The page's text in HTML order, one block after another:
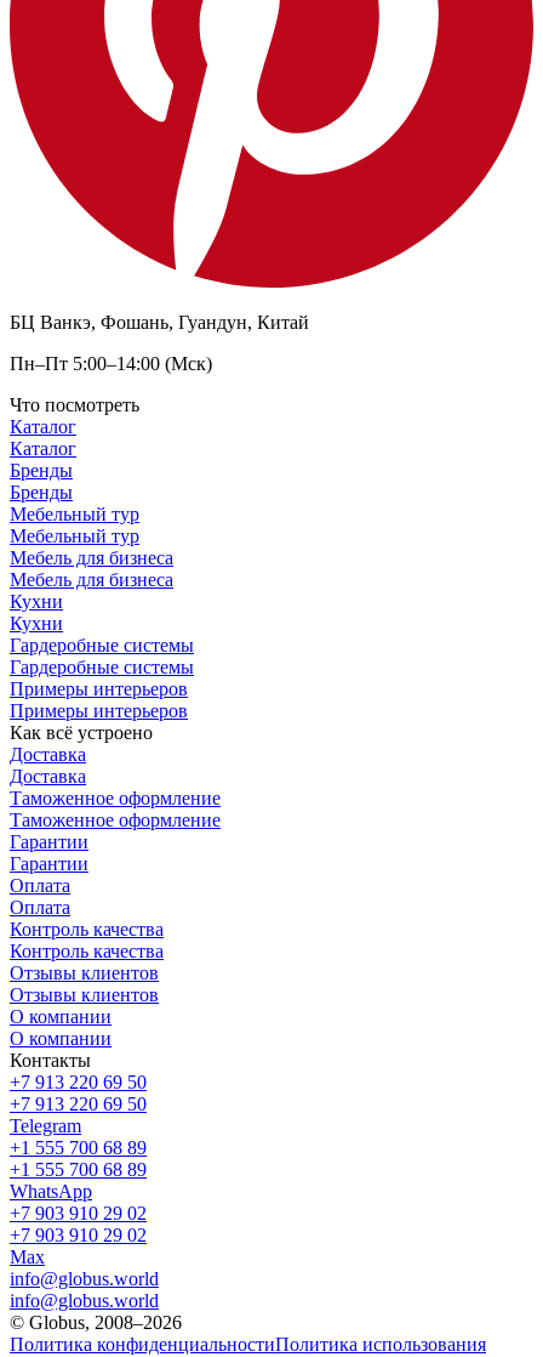
БЦ Ванкэ, Фошань, Гуандун, Китай
Пн–Пт 5:00–14:00 (Мск)
Что посмотреть
Каталог
Каталог
Бренды
Бренды
Мебельный тур
Мебельный тур
Мебель для бизнеса
Мебель для бизнеса
Кухни
Кухни
Гардеробные системы
Гардеробные системы
Примеры интерьеров
Примеры интерьеров
Как всё устроено
Доставка
Доставка
Таможенное оформление
Таможенное оформление
Гарантии
Гарантии
Оплата
Оплата
Контроль качества
Контроль качества
Отзывы клиентов
Отзывы клиентов
О компании
О компании
Контакты
+7 913 220 69 50
+7 913 220 69 50
Telegram
+1 555 700 68 89
+1 555 700 68 89
WhatsApp
+7 903 910 29 02
+7 903 910 29 02
Max
info@globus.world
info@globus.world
© Globus, 2008–2026
Политика конфиденциальностиПолитика использования